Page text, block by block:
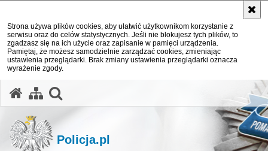
Strona używa plików cookies, aby ułatwić użytkownikom korzystanie z
serwisu oraz do celów statystycznych. Jeśli nie blokujesz tych plików, to
zgadzasz się na ich użycie oraz zapisanie w pamięci urządzenia.
Pamiętaj, że możesz samodzielnie zarządzać cookies, zmieniając
ustawienia przeglądarki. Brak zmiany ustawienia przeglądarki oznacza
wyrażenie zgody.
Policja.pl